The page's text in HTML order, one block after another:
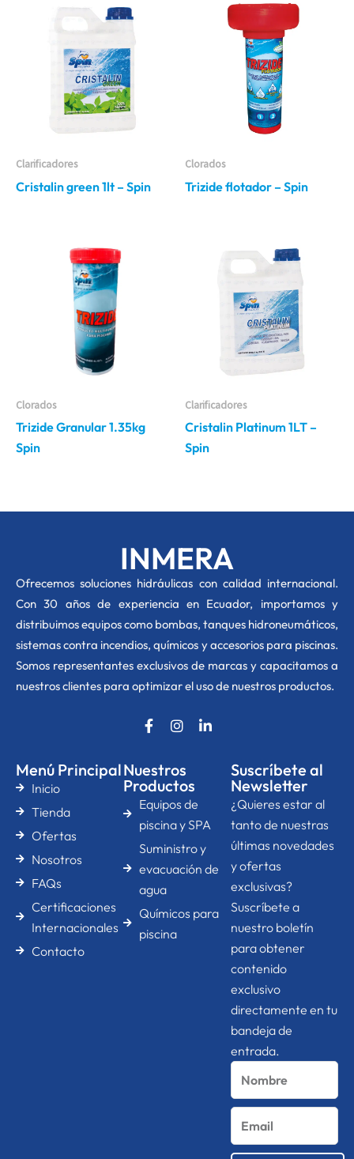
Clarificadores
Cristalin green 1lt – Spin
Clorados
Trizide flotador – Spin
Clorados
Trizide Granular 1.35kg
Spin
Clarificadores
Cristalin Platinum 1LT –
Spin
INMERA
Ofrecemos soluciones hidráulicas con calidad internacional.
Con 30 años de experiencia en Ecuador, importamos y
distribuimos equipos como bombas, tanques hidroneumáticos,
sistemas contra incendios, químicos y accesorios para piscinas.
Somos representantes exclusivos de marcas y capacitamos a
nuestros clientes para optimizar el uso de nuestros productos.
F
a
e
b
o
o
k
f
I
n
t
a
g
r
a
m
L
n
i
n
Menú Principal
Inicio
Tienda
Ofertas
Nosotros
FAQs
Certificaciones
Internacionales
Contacto
Nuestros
Productos
Equipos de
piscina y SPA
Suministro y
evacuación de
agua
Químicos para
piscina
Suscríbete al
Newsletter
¿Quieres estar al
tanto de nuestras
últimas novedades
y ofertas
exclusivas?
Suscríbete a
nuestro boletín
para obtener
contenido
exclusivo
directamente en tu
bandeja de
entrada.